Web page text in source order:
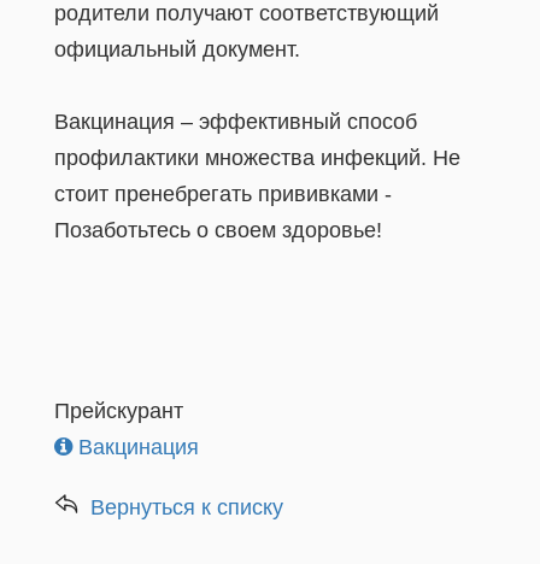
родители получают соответствующий
официальный документ.
Вакцинация – эффективный способ
профилактики множества инфекций. Не
стоит пренебрегать прививками -
Позаботьтесь о своем здоровье!
Прейскурант
Вакцинация
Вернуться к списку